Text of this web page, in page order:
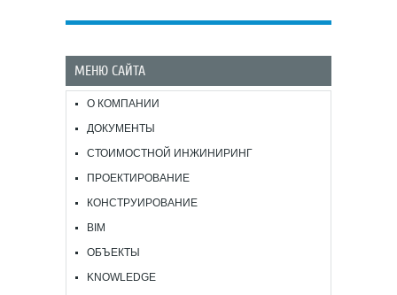
МЕНЮ САЙТА
О КОМПАНИИ
ДОКУМЕНТЫ
СТОИМОСТНОЙ ИНЖИНИРИНГ
ПРОЕКТИРОВАНИЕ
КОНСТРУИРОВАНИЕ
BIM
ОБЪЕКТЫ
KNOWLEDGE